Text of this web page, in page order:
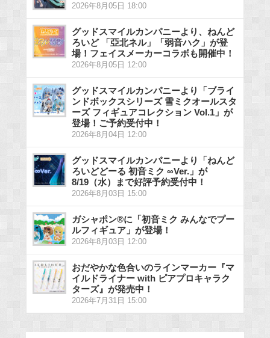
2026年8月05日 18:00
グッドスマイルカンパニーより、ねんど
ろいど 「亞北ネル」「弱音ハク」が登
場！フェイスメーカーコラボも開催中！
2026年8月05日 12:00
グッドスマイルカンパニーより「ブライ
ンドボックスシリーズ 雪ミクオールスタ
ーズ フィギュアコレクション Vol.1」が
登場！ご予約受付中！
2026年8月04日 12:00
グッドスマイルカンパニーより「ねんど
ろいどどーる 初音ミク ∞Ver.」が
8/19（水）まで好評予約受付中！
2026年8月03日 15:00
ガシャポン®に「初音ミク みんなでプー
ルフィギュア」が登場！
2026年8月03日 12:00
おだやかな色合いのラインマーカー『マ
イルドライナー with ピアプロキャラク
ターズ』が発売中！
2026年7月31日 15:00